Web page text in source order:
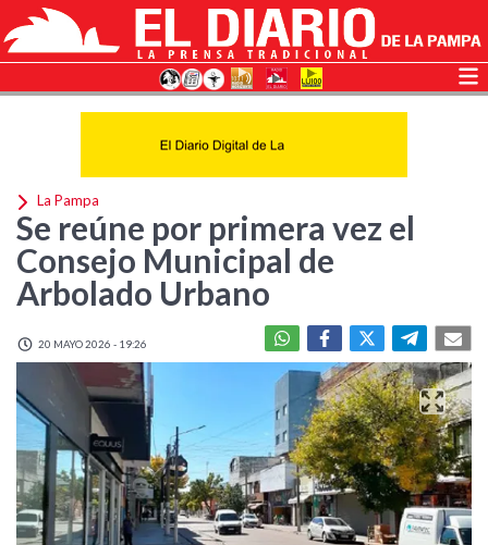
La Pampa
Se reúne por primera vez el
Consejo Municipal de
Arbolado Urbano
20 MAYO 2026 - 19:26